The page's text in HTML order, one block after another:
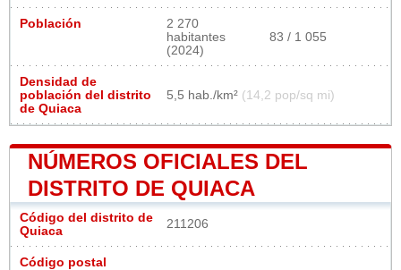
Población
2 270
habitantes
(2024)
83 / 1 055
Densidad de
población del distrito
de Quiaca
5,5 hab./km² (14,2 pop/sq mi)
NÚMEROS OFICIALES DEL
DISTRITO DE QUIACA
Código del distrito de
Quiaca
211206
Código postal